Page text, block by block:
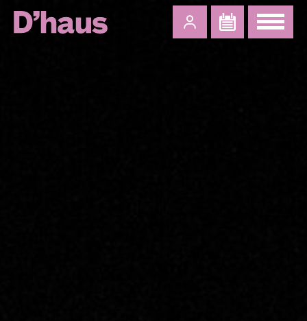
Zum Hauptinhalt springen Zum Footer springen